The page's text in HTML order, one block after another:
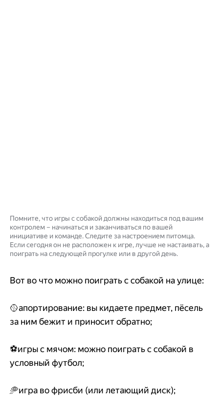
Помните, что игры с собакой должны находиться под вашим
контролем – начинаться и заканчиваться по вашей
инициативе и команде. Следите за настроением питомца.
Если сегодня он не расположен к игре, лучше не настаивать, а
поиграть на следующей прогулке или в другой день.
Вот во что можно поиграть с собакой на улице:
🥎апортирование: вы кидаете предмет, пёсель
за ним бежит и приносит обратно;
⚽игры с мячом: можно поиграть с собакой в
условный футбол;
🥏игра во фрисби (или летающий диск);